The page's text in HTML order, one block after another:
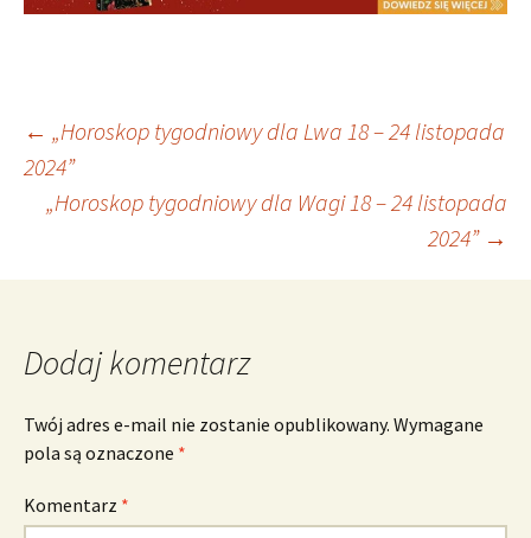
Nawigacja
wpisu
← „Horoskop tygodniowy dla Lwa 18 – 24 listopada
2024”
„Horoskop tygodniowy dla Wagi 18 – 24 listopada
2024” →
Dodaj komentarz
Twój adres e-mail nie zostanie opublikowany. Wymagane
pola są oznaczone *
Komentarz *